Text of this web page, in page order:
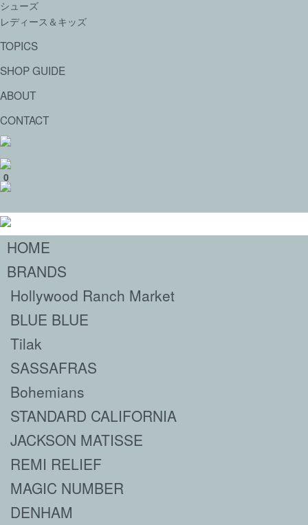
シューズ
レディース＆キッズ
TOPICS
SHOP GUIDE
ABOUT
CONTACT
0
HOME
BRANDS
Hollywood Ranch Market
BLUE BLUE
Tilak
SASSAFRAS
Bohemians
STANDARD CALIFORNIA
JACKSON MATISSE
REMI RELIEF
MAGIC NUMBER
DENHAM